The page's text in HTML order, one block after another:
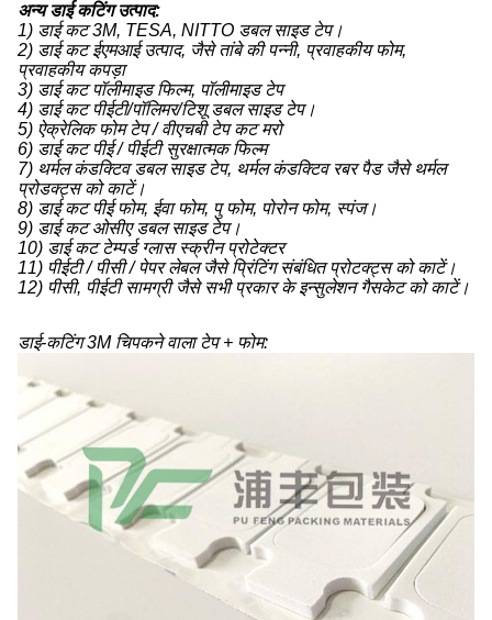
अन्य डाई कटिंग उत्पाद:
1) डाई कट 3M, TESA, NITTO डबल साइड टेप।
2) डाई कट ईएमआई उत्पाद, जैसे तांबे की पन्नी, प्रवाहकीय फोम,
प्रवाहकीय कपड़ा
3) डाई कट पॉलीमाइड फिल्म, पॉलीमाइड टेप
4) डाई कट पीईटी/पॉलिमर/टिशू डबल साइड टेप।
5) ऐक्रेलिक फोम टेप / वीएचबी टेप कट मरो
6) डाई कट पीई / पीईटी सुरक्षात्मक फिल्म
7) थर्मल कंडक्टिव डबल साइड टेप, थर्मल कंडक्टिव रबर पैड जैसे थर्मल
प्रोडक्ट्स को काटें।
8) डाई कट पीई फोम, ईवा फोम, पु फोम, पोरोन फोम, स्पंज।
9) डाई कट ओसीए डबल साइड टेप।
10) डाई कट टेम्पर्ड ग्लास स्क्रीन प्रोटेक्टर
11) पीईटी / पीसी / पेपर लेबल जैसे प्रिंटिंग संबंधित प्रोटक्ट्स को काटें।
12) पीसी, पीईटी सामग्री जैसे सभी प्रकार के इन्सुलेशन गैसकेट को काटें।
डाई-कटिंग 3M चिपकने वाला टेप + फोम: